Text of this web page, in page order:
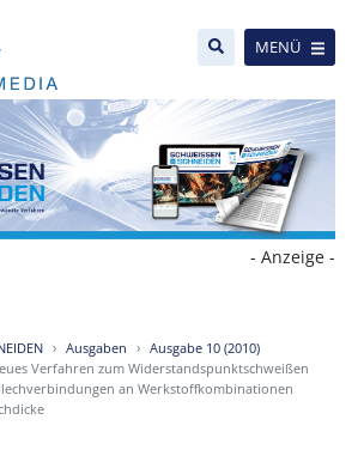
MENÜ
- Anzeige -
Ausgaben
Ausgabe 10 (2010)
Verfahren zum Widerstandspunktschweißen
an Werkstoffkombinationen